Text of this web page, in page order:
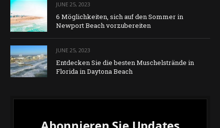
JUNE 25, 2023
6 Möglichkeiten, sich auf den Sommer in
Newport Beach vorzubereiten
JUNE 25, 2023
Entdecken Sie die besten Muschelstrände in
Florida in Daytona Beach